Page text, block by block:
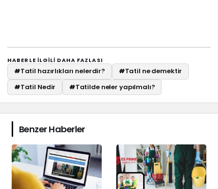
HABERLE ILGILI DAHA FAZLASI
#Tatil hazırlıkları nelerdir? #Tatil ne demektir
#Tatil Nedir #Tatilde neler yapılmalı?
Benzer Haberler